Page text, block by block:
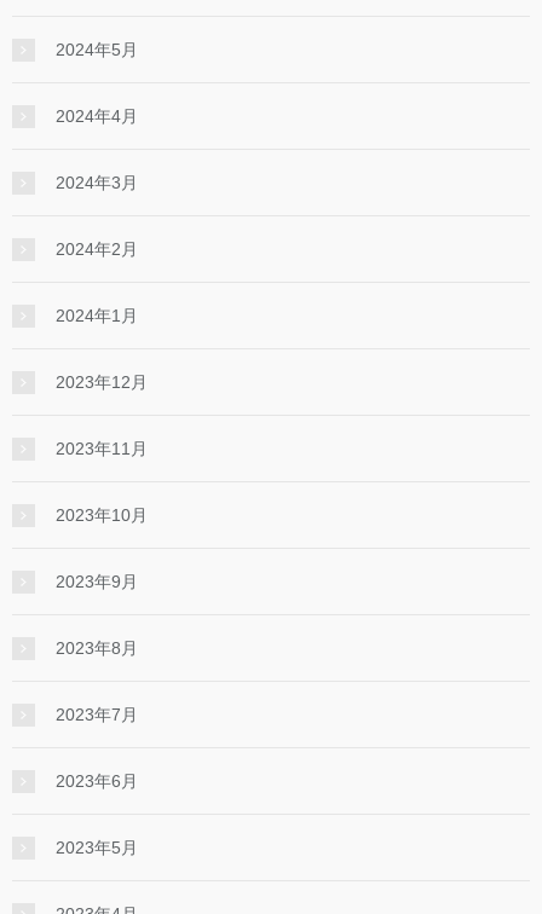
2024年5月
2024年4月
2024年3月
2024年2月
2024年1月
2023年12月
2023年11月
2023年10月
2023年9月
2023年8月
2023年7月
2023年6月
2023年5月